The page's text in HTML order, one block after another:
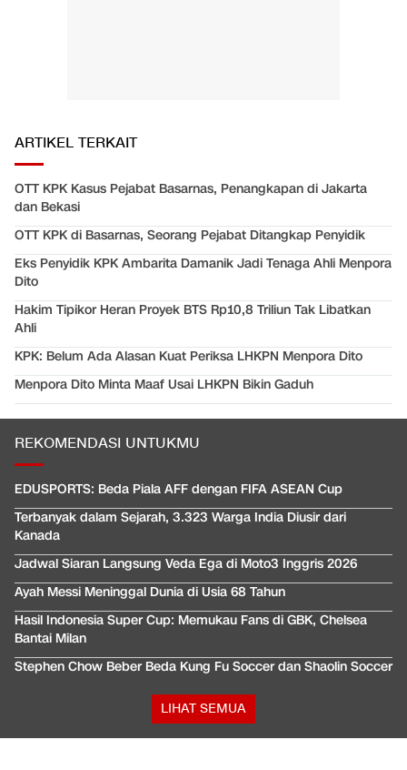
ARTIKEL TERKAIT
OTT KPK Kasus Pejabat Basarnas, Penangkapan di Jakarta
dan Bekasi
OTT KPK di Basarnas, Seorang Pejabat Ditangkap Penyidik
Eks Penyidik KPK Ambarita Damanik Jadi Tenaga Ahli Menpora
Dito
Hakim Tipikor Heran Proyek BTS Rp10,8 Triliun Tak Libatkan
Ahli
KPK: Belum Ada Alasan Kuat Periksa LHKPN Menpora Dito
Menpora Dito Minta Maaf Usai LHKPN Bikin Gaduh
REKOMENDASI UNTUKMU
EDUSPORTS: Beda Piala AFF dengan FIFA ASEAN Cup
Terbanyak dalam Sejarah, 3.323 Warga India Diusir dari
Kanada
Jadwal Siaran Langsung Veda Ega di Moto3 Inggris 2026
Ayah Messi Meninggal Dunia di Usia 68 Tahun
Hasil Indonesia Super Cup: Memukau Fans di GBK, Chelsea
Bantai Milan
Stephen Chow Beber Beda Kung Fu Soccer dan Shaolin Soccer
LIHAT SEMUA